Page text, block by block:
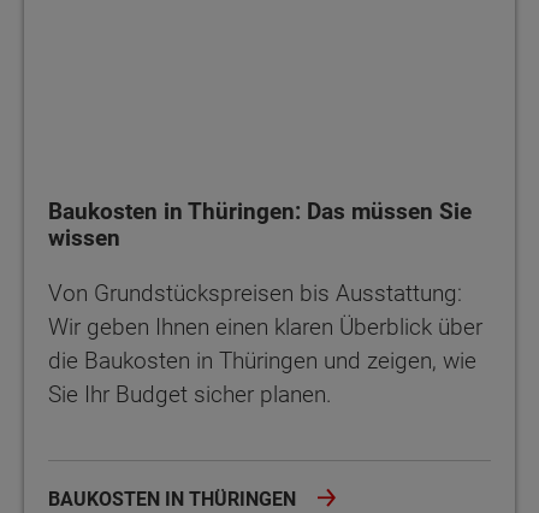
Baukosten in Thüringen: Das müssen Sie
wissen
Von Grundstückspreisen bis Ausstattung:
Wir geben Ihnen einen klaren Überblick über
die Baukosten in Thüringen und zeigen, wie
Sie Ihr Budget sicher planen.
BAUKOSTEN IN THÜRINGEN